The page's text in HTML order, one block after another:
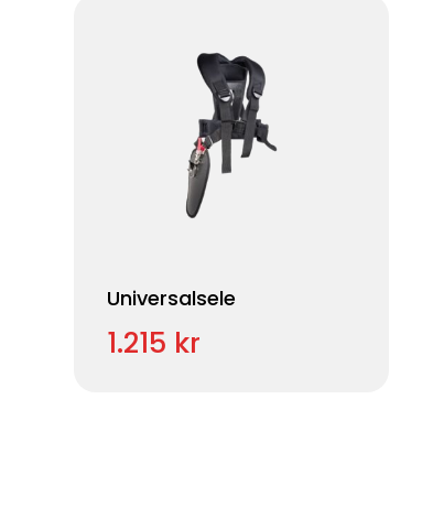
Universalsele
1.215 kr